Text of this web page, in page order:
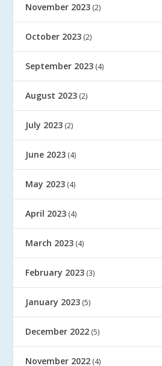
November 2023 (2)
October 2023 (2)
September 2023 (4)
August 2023 (2)
July 2023 (2)
June 2023 (4)
May 2023 (4)
April 2023 (4)
March 2023 (4)
February 2023 (3)
January 2023 (5)
December 2022 (5)
November 2022 (4)